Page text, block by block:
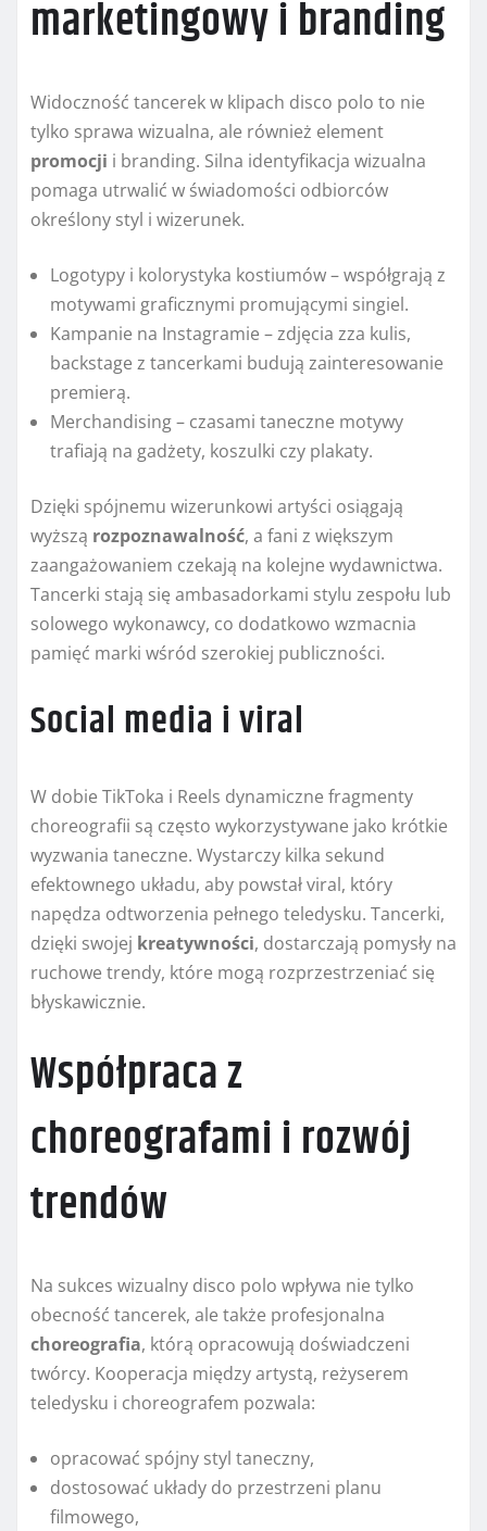
marketingowy i branding
Widoczność tancerek w klipach disco polo to nie
tylko sprawa wizualna, ale również element
promocji i branding. Silna identyfikacja wizualna
pomaga utrwalić w świadomości odbiorców
określony styl i wizerunek.
Logotypy i kolorystyka kostiumów – współgrają z
motywami graficznymi promującymi singiel.
Kampanie na Instagramie – zdjęcia zza kulis,
backstage z tancerkami budują zainteresowanie
premierą.
Merchandising – czasami taneczne motywy
trafiają na gadżety, koszulki czy plakaty.
Dzięki spójnemu wizerunkowi artyści osiągają
wyższą rozpoznawalność, a fani z większym
zaangażowaniem czekają na kolejne wydawnictwa.
Tancerki stają się ambasadorkami stylu zespołu lub
solowego wykonawcy, co dodatkowo wzmacnia
pamięć marki wśród szerokiej publiczności.
Social media i viral
W dobie TikToka i Reels dynamiczne fragmenty
choreografii są często wykorzystywane jako krótkie
wyzwania taneczne. Wystarczy kilka sekund
efektownego układu, aby powstał viral, który
napędza odtworzenia pełnego teledysku. Tancerki,
dzięki swojej kreatywności, dostarczają pomysły na
ruchowe trendy, które mogą rozprzestrzeniać się
błyskawicznie.
Współpraca z
choreografami i rozwój
trendów
Na sukces wizualny disco polo wpływa nie tylko
obecność tancerek, ale także profesjonalna
choreografia, którą opracowują doświadczeni
twórcy. Kooperacja między artystą, reżyserem
teledysku i choreografem pozwala:
opracować spójny styl taneczny,
dostosować układy do przestrzeni planu
filmowego,